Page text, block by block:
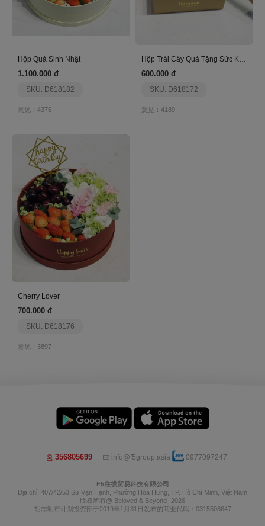
Hộp Quà Sinh Nhật
1.100.000 đ
SKU: D618182
意见：4376
Hộp Trái Cây Quà Tặng Sức Khỏe
600.000 đ
SKU: D618172
意见：4189
Cherry Lover
700.000 đ
SKU: D618176
意见：3897
356805699 info@f5group.asia 0977097247
F5在线贸易科技有限公司
Địa chỉ: 407/42/53 Sư Vạn Hạnh, Phường Hòa Hưng, TP. Hồ Chí Minh, Việt Nam
版权所有@ Beloved & Beyond -2026
胡志明市计划投资部于2019年1月31日发布的商业代码：0315508647